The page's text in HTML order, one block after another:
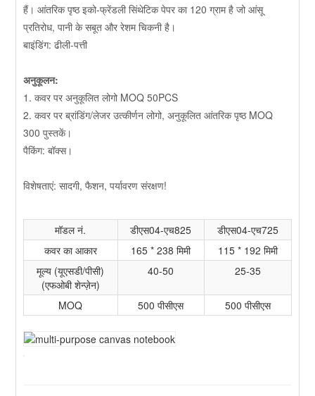
हैं। आंतरिक पृष्ठ इको-फ्रेंडली सिंथेटिक पेपर का 120 ग्राम है जो आंसू
प्रतिरोध, पानी के सबूत और रेशम चिकनी है।
बाइंडिंग: ढीली-पत्ती
अनुकूलन:
1. कवर पर अनुकूलित लोगो MOQ 50PCS
2. कवर पर ब्रांडिंग/लेजर उत्कीर्णन लोगो, अनुकूलित आंतरिक पृष्ठ MOQ
300 पुस्तकें।
पैकिंग: बॉक्स।
विशेषताएं: सादगी, फैशन, पर्यावरण संरक्षण!
मॉडल नं. डीएस04-एच825
डीएस04-एच725
कवर का आकार
165 * 238 मिमी
115 * 192 मिमी
मूल्य (यूएसडी/पीसी)
(एफओबी शेन्ज़ेन)
40-50 25-35
MOQ 500 पीसीएस 500 पीसीएस